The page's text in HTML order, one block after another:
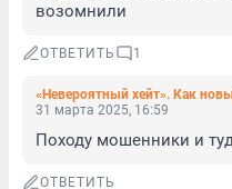
возомнили
ОТВЕТИТЬ 1
31 марта 2025, 16:59
Походу мошенники и
ОТВЕТИТЬ